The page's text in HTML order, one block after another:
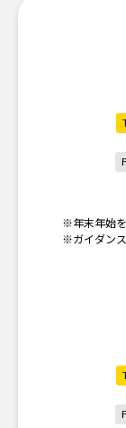
※年末年始
※ガイダンス